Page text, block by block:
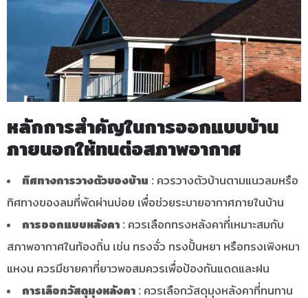
หลักการสำคัญในการออกแบบบ้าน
ภายนอกให้ทนต่อสภาพอากาศ
ทิศทางการวางตัวของบ้าน : ควรวางตัวบ้านตามแนวลมหรือ
ทิศทางของลมที่พัดผ่านบ่อย เพื่อช่วยระบายอากาศภายในบ้าน
การออกแบบหลังคา : ควรเลือกทรงหลังคาที่เหมาะสมกับ
สภาพอากาศในท้องถิ่น เช่น ทรงจั่ว ทรงปั้นหยา หรือทรงเพิงหมา
แหงน ควรมีชายคาที่ยาวพอสมควรเพื่อป้องกันแดดและฝน
การเลือกวัสดุมุงหลังคา : ควรเลือกวัสดุมุงหลังคาที่ทนทาน